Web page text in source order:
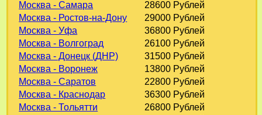
Москва - Самара
28600 Рублей
Москва - Ростов-на-Дону
29000 Рублей
Москва - Уфа
36800 Рублей
Москва - Волгоград
26100 Рублей
Москва - Донецк (ДНР)
31500 Рублей
Москва - Воронеж
13800 Рублей
Москва - Саратов
22800 Рублей
Москва - Краснодар
36300 Рублей
Москва - Тольятти
26800 Рублей